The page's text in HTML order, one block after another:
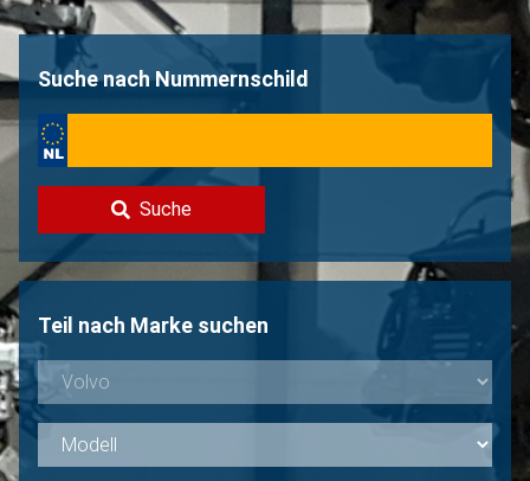
Home
Über uns
Volvo Verkaufen?
Nicht gefunden?
Suche nach Nummernschild
Suche
Teil nach Marke suchen